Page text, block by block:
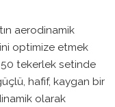
aerodinamik
optimize etmek
tekerlek setinde
hafif, kaygan bir
olarak